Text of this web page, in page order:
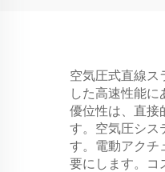
空気圧式直線ス
した高速性能
優位性は、直接
す。空気圧シス
す。電動アクチ
要にします。コ